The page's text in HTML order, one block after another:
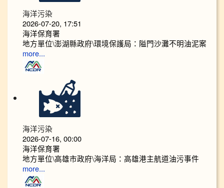
海洋污染
2026-07-20, 17:51
海洋保育署
地方單位\澎湖縣政府\環境保護局：隘門沙灘不明油泥案
more...
海洋污染
2026-07-16, 00:00
海洋保育署
地方單位\高雄市政府\海洋局：高雄港主航道油污事件
more...